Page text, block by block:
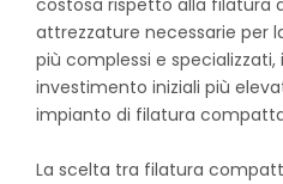
costosa rispetto alla filatura
attrezzature necessarie per
più complessi e
investimento iniziali più
impianto di filatura
La scelta tra filatura